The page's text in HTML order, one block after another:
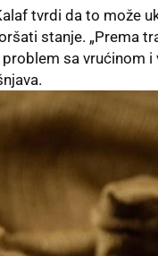
tvrdi da to može
stanje. „Prema
sa vrućinom i